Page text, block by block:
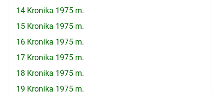
14 Kronika 1975 m.
15 Kronika 1975 m.
16 Kronika 1975 m.
17 Kronika 1975 m.
18 Kronika 1975 m.
19 Kronika 1975 m.